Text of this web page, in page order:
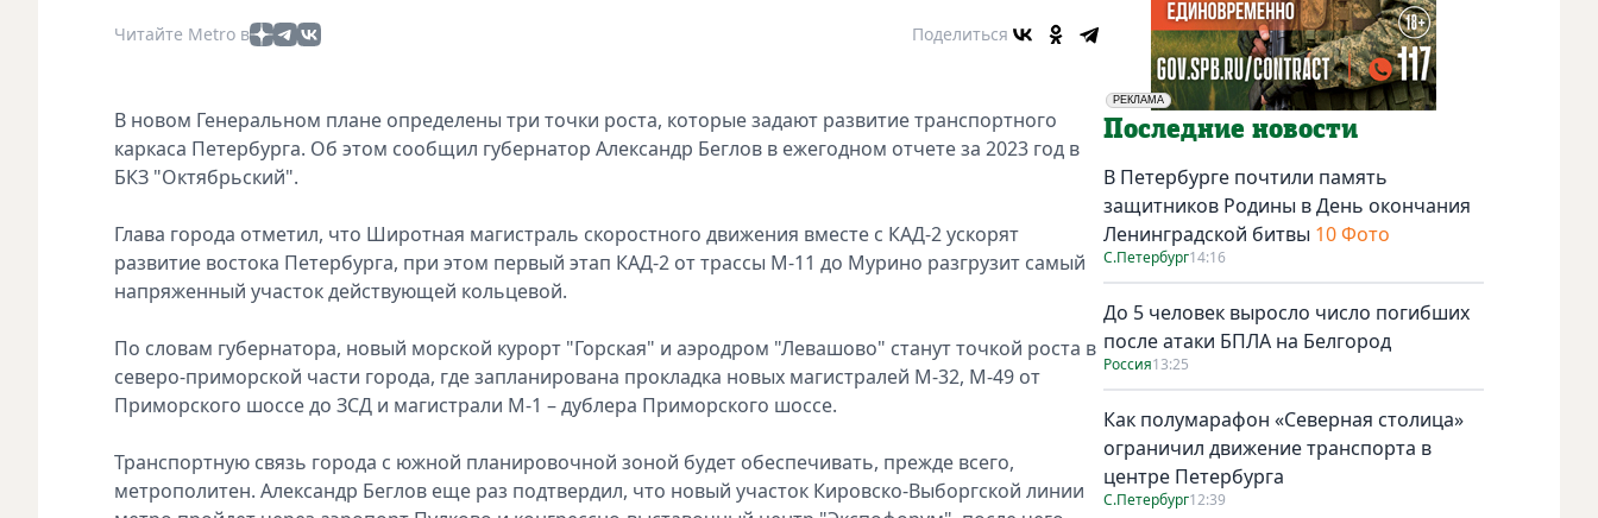
Читайте Metro в Поделиться
В новом Генеральном плане определены три точки роста, которые задают развитие транспортного
каркаса Петербурга. Об этом сообщил губернатор Александр Беглов в ежегодном отчете за 2023 год в
БКЗ "Октябрьский".
Глава города отметил, что Широтная магистраль скоростного движения вместе с КАД-2 ускорят
развитие востока Петербурга, при этом первый этап КАД-2 от трассы М-11 до Мурино разгрузит самый
напряженный участок действующей кольцевой.
По словам губернатора, новый морской курорт "Горская" и аэродром "Левашово" станут точкой роста в
северо-приморской части города, где запланирована прокладка новых магистралей М-32, М-49 от
Приморского шоссе до ЗСД и магистрали М-1 – дублера Приморского шоссе.
Транспортную связь города с южной планировочной зоной будет обеспечивать, прежде всего,
метрополитен. Александр Беглов еще раз подтвердил, что новый участок Кировско-Выборгской линии
РЕКЛАМА
Социальная реклама
Последние новости
В Петербурге почтили память
защитников Родины в День окончания
Ленинградской битвы 10 Фото
С.Петербург14:16
До 5 человек выросло число погибших
после атаки БПЛА на Белгород
Россия13:25
Как полумарафон «Северная столица»
ограничил движение транспорта в
центре Петербурга
С.Петербург12:39